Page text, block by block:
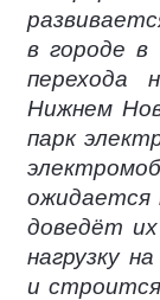
в городе в
перехода
Нижнем
парк
доведёт
нагрузку
и строится